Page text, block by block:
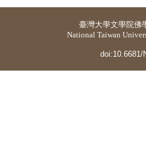
臺灣大學文學院佛
National Taiwan
doi:10.6681/